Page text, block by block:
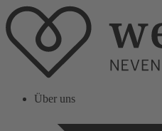
Über uns